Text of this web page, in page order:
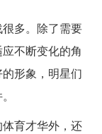
多。除了需要
不断变化的角
形象，明星们
育才华外，还